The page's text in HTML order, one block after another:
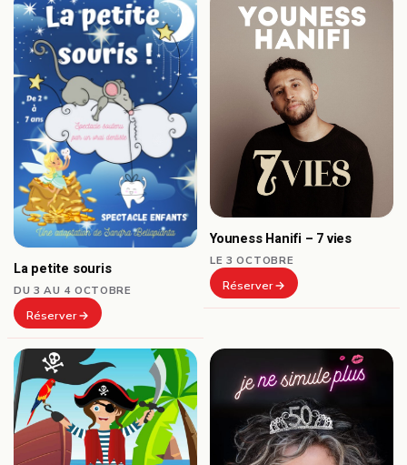
La petite souris
DU 3 AU 4 OCTOBRE
Réserver
Youness Hanifi – 7 vies
LE 3 OCTOBRE
Réserver